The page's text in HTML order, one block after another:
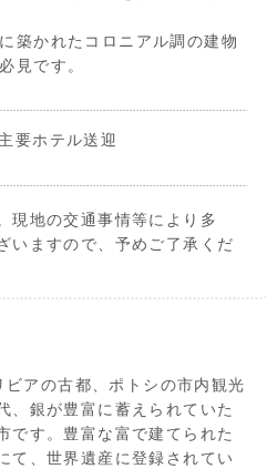
築かれたコロニアル調の建物
見です。
要ホテル送迎
現地の交通事情等により多
いますので、予めご了承くだ
アの古都、ポトシの市内観光
、銀が豊富に蓄えられていた
です。豊富な富で建てられた
て、世界遺産に登録されてい